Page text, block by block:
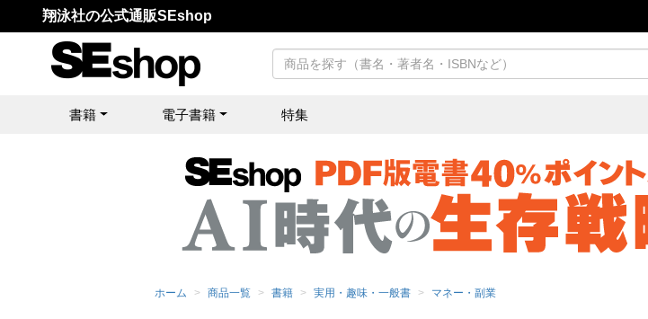
翔泳社の公式通販SEshop
書籍 電子書籍 特集
ホーム 商品一覧 書籍 実用・趣味・一般書 マネー・副業